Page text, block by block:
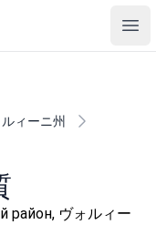
ィーニ州
район, ヴォルィー